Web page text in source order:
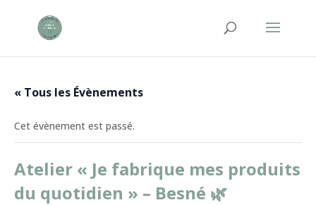
« Tous les Évènements
Cet évènement est passé.
Atelier « Je fabrique mes produits
du quotidien » – Besné 🌿